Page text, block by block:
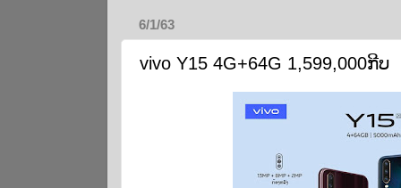
6/1/63
vivo Y15 4G+64G 1,599,000ກີບ